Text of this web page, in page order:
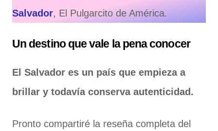
Salvador, El Pulgarcito de América.
Un destino que vale la pena conocer
El Salvador es un país que empieza a
brillar y todavía conserva autenticidad.
Pronto compartiré la reseña completa del